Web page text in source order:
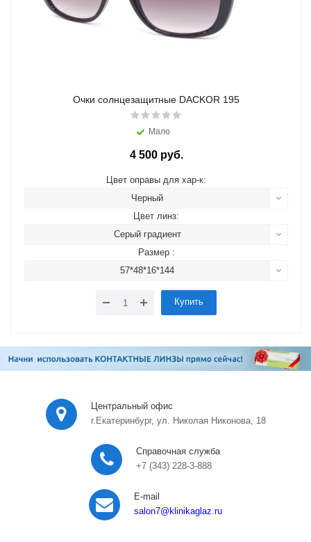
Очки солнцезащитные DACKOR 195
Мало
4 500 руб.
Цвет оправы для хар-к:
Черный
Цвет линз:
Серый градиент
Размер :
57*48*16*144
Купить
Центральный офис
г.Екатеринбург, ул. Николая Никонова, 18
Справочная служба
+7 (343) 228-3-888
E-mail
salon7@klinikaglaz.ru